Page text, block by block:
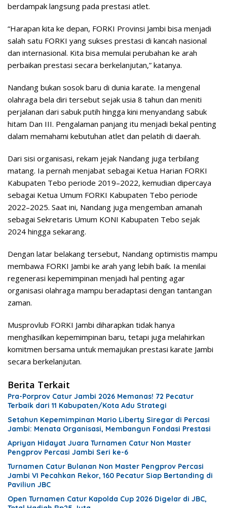
berdampak langsung pada prestasi atlet.
“Harapan kita ke depan, FORKI Provinsi Jambi bisa menjadi
salah satu FORKI yang sukses prestasi di kancah nasional
dan internasional. Kita bisa memulai perubahan ke arah
perbaikan prestasi secara berkelanjutan,” katanya.
Nandang bukan sosok baru di dunia karate. Ia mengenal
olahraga bela diri tersebut sejak usia 8 tahun dan meniti
perjalanan dari sabuk putih hingga kini menyandang sabuk
hitam Dan III. Pengalaman panjang itu menjadi bekal penting
dalam memahami kebutuhan atlet dan pelatih di daerah.
Dari sisi organisasi, rekam jejak Nandang juga terbilang
matang. Ia pernah menjabat sebagai Ketua Harian FORKI
Kabupaten Tebo periode 2019–2022, kemudian dipercaya
sebagai Ketua Umum FORKI Kabupaten Tebo periode
2022–2025. Saat ini, Nandang juga mengemban amanah
sebagai Sekretaris Umum KONI Kabupaten Tebo sejak
2024 hingga sekarang.
Dengan latar belakang tersebut, Nandang optimistis mampu
membawa FORKI Jambi ke arah yang lebih baik. Ia menilai
regenerasi kepemimpinan menjadi hal penting agar
organisasi olahraga mampu beradaptasi dengan tantangan
zaman.
Musprovlub FORKI Jambi diharapkan tidak hanya
menghasilkan kepemimpinan baru, tetapi juga melahirkan
komitmen bersama untuk memajukan prestasi karate Jambi
secara berkelanjutan.
Berita Terkait
Pra-Porprov Catur Jambi 2026 Memanas! 72 Pecatur
Terbaik dari 11 Kabupaten/Kota Adu Strategi
Setahun Kepemimpinan Mario Liberty Siregar di Percasi
Jambi: Menata Organisasi, Membangun Fondasi Prestasi
Apriyan Hidayat Juara Turnamen Catur Non Master
Pengprov Percasi Jambi Seri ke-6
Turnamen Catur Bulanan Non Master Pengprov Percasi
Jambi VI Pecahkan Rekor, 160 Pecatur Siap Bertanding di
Paviliun JBC
Open Turnamen Catur Kapolda Cup 2026 Digelar di JBC,